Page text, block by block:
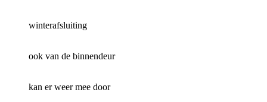
winterafsluiting
ook van de binnendeur
kan er weer mee door